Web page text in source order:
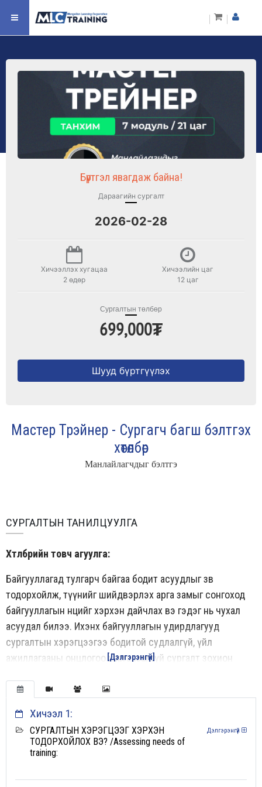
Бүртгэл явагдаж байна!
Дараагийн сургалт
2026-02-28
Хичээллэх хугацаа
2 өдөр
Хичээлийн цаг
12 цаг
Сургалтын төлбөр
699,000₮
Шууд бүртгүүлэх
Мастер Трэйнер - Сургагч багш бэлтгэх
хөтөлбөр
Манлайлагчдыг бэлтгэ
СУРГАЛТЫН ТАНИЛЦУУЛГА
Хөтөлбөрийн товч агуулга:
Байгууллагад тулгарч байгаа бодит асуудлыг зөв
тодорхойлж, түүнийг шийдвэрлэх арга замыг сонгоход
байгууллагын нөөцийг хэрхэн дайчлах вэ гэдэг нь чухал
асуудал билээ. Ихэнх байгууллагын удирдлагууд
сургалтын хэрэгцээгээ бодитой судлалгүй, үйл
ажиллагааны онцлогоо харгалзалгүй сургалт зохион
Тэгвэл бидний эрчимжүүлсэн сургалт нь:
Мэдлэг, ур чадвар олгоход чиглэсэн дасгал ажилд
суурилсан сургалтын хөтөлбөрөөр явагдана
Сургалтын хэрэгцээг тодорхойлохоос эхлэн үр
[Дэлгэрэнгүй]
Хичээл 1:
СУРГАЛТЫН ХЭРЭГЦЭЭГ ХЭРХЭН
ТОДОРХОЙЛОХ ВЭ? /Assessing needs of
training:
Дэлгэрэнгүй